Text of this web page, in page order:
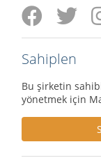
Sahiplen
Bu şirketin
yönetmek için